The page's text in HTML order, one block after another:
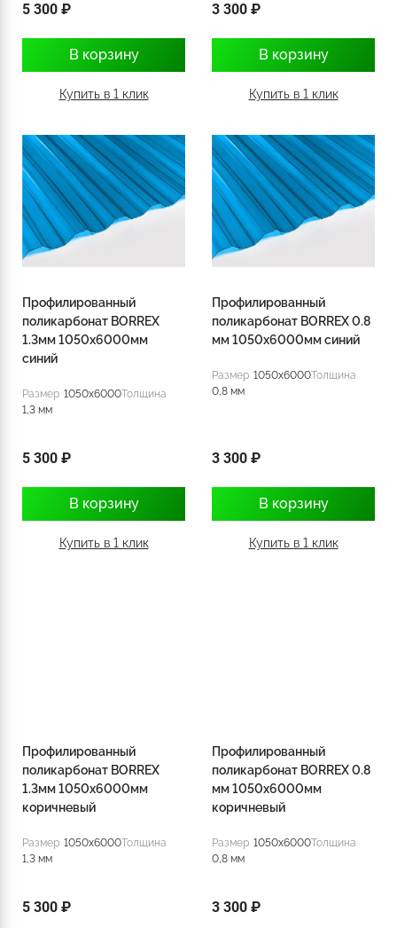
5 300 ₽
В корзину
Купить в 1 клик
3 300 ₽
В корзину
Купить в 1 клик
Профилированный
поликарбонат BORREX
1.3мм 1050х6000мм
синий
Размер 1050x6000Толщина
1,3 мм
5 300 ₽
В корзину
Купить в 1 клик
Профилированный
поликарбонат BORREX 0.8
мм 1050х6000мм синий
Размер 1050x6000Толщина
0,8 мм
3 300 ₽
В корзину
Купить в 1 клик
Профилированный
поликарбонат BORREX
1.3мм 1050х6000мм
коричневый
Размер 1050x6000Толщина
1,3 мм
5 300 ₽
Профилированный
поликарбонат BORREX 0.8
мм 1050х6000мм
коричневый
Размер 1050x6000Толщина
0,8 мм
3 300 ₽